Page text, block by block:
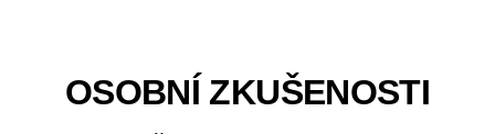
OSOBNÍ ZKUŠENOSTI